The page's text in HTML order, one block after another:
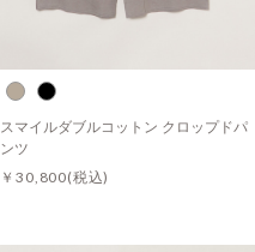
スマイルダブルコットン クロップドパ
ンツ
￥30,800(税込)